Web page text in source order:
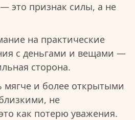
это признак силы, а не
на практические
с деньгами и вещами —
сторона.
мягче и более открытыми
не
как потерю уважения.